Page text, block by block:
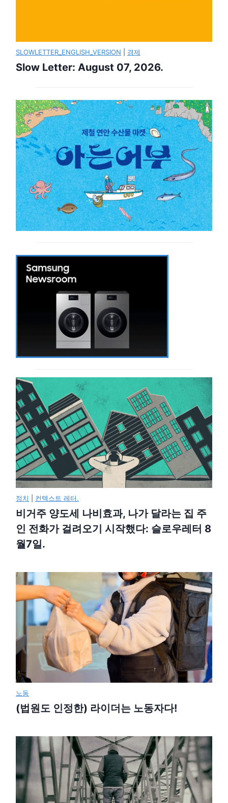
SLOWLETTER_ENGLISH_VERSION 경제
Slow Letter: August 07, 2026.
정치 컨텍스트 레터.
비거주 양도세 나비효과, 나가 달라는 집 주
인 전화가 걸려오기 시작했다: 슬로우레터 8
월7일.
노동
(법원도 인정한) 라이더는 노동자다!